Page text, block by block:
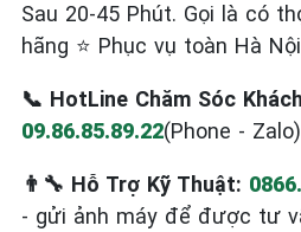
Sau 20-45 Phút. Gọi là có
hãng ⭐ Phục vụ toàn Hà Nội
📞 HotLine Chăm Sóc
09.86.85.89.22(Phone - Zalo)
👨‍🔧 Hỗ Trợ Kỹ Thuật:
- gửi ảnh máy để được tư